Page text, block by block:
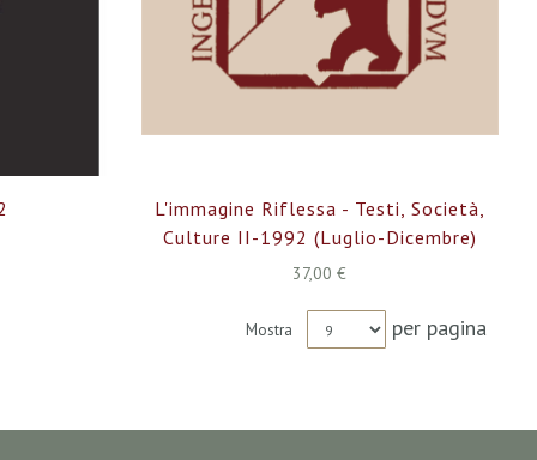
L'immagine Riflessa - Testi, Società,
Culture II-1992 (luglio-Dicembre)
37,00 €
Mostra per pagina